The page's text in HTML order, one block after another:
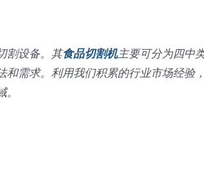
割设备。其食品切割机主要可分为四中
需求。利用我们积累的行业市场经验